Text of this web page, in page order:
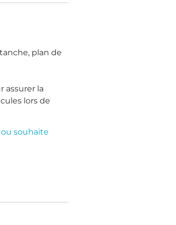
plan de
assurer la
lors de
ou souhaite